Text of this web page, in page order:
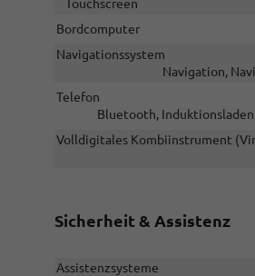
Touchscreen
Bordcomputer
Navigationssystem
Navigation,
Telefon
Bluetooth,
Volldigitales Kombiinstrument
Sicherheit & Assistenz
Assistenzsysteme